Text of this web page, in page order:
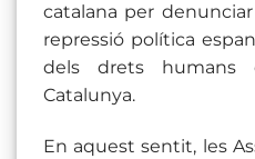
catalana per
repressió política
dels drets
Catalunya.
En aquest sentit, les